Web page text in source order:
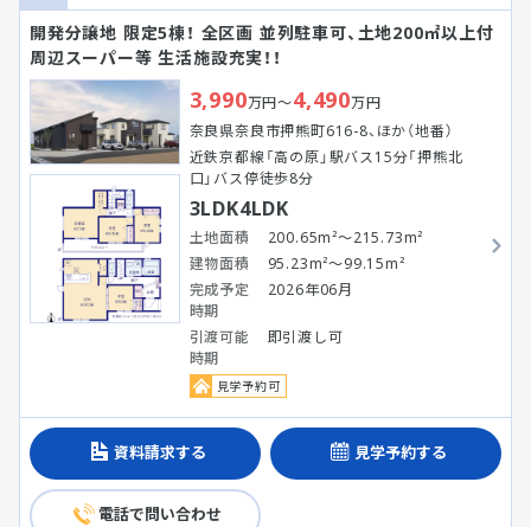
開発分譲地 限定5棟！ 全区画 並列駐車可、土地200㎡以上付
周辺スーパー等 生活施設充実！！
3,990万円～4,490万円
奈良県奈良市押熊町616-8、ほか（地番）
近鉄京都線「高の原」駅バス15分「押熊北
口」バス停徒歩8分
3LDK4LDK
土地面積
200.65m²～215.73m²
建物面積
95.23m²～99.15m²
完成予定
時期
2026年06月
引渡可能
時期
即引渡し可
見学予約可
資料請求する 見学予約する
電話で問い合わせ